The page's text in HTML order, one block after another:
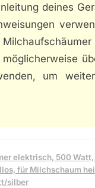
deines
um
elektrisch, 500 Watt,
für Milchschaum
silber